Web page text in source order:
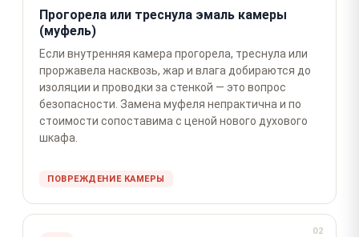
Прогорела или треснула эмаль камеры
(муфель)
Если внутренняя камера прогорела, треснула или
проржавела насквозь, жар и влага добираются до
изоляции и проводки за стенкой — это вопрос
безопасности. Замена муфеля непрактична и по
стоимости сопоставима с ценой нового духового
шкафа.
ПОВРЕЖДЕНИЕ КАМЕРЫ
02